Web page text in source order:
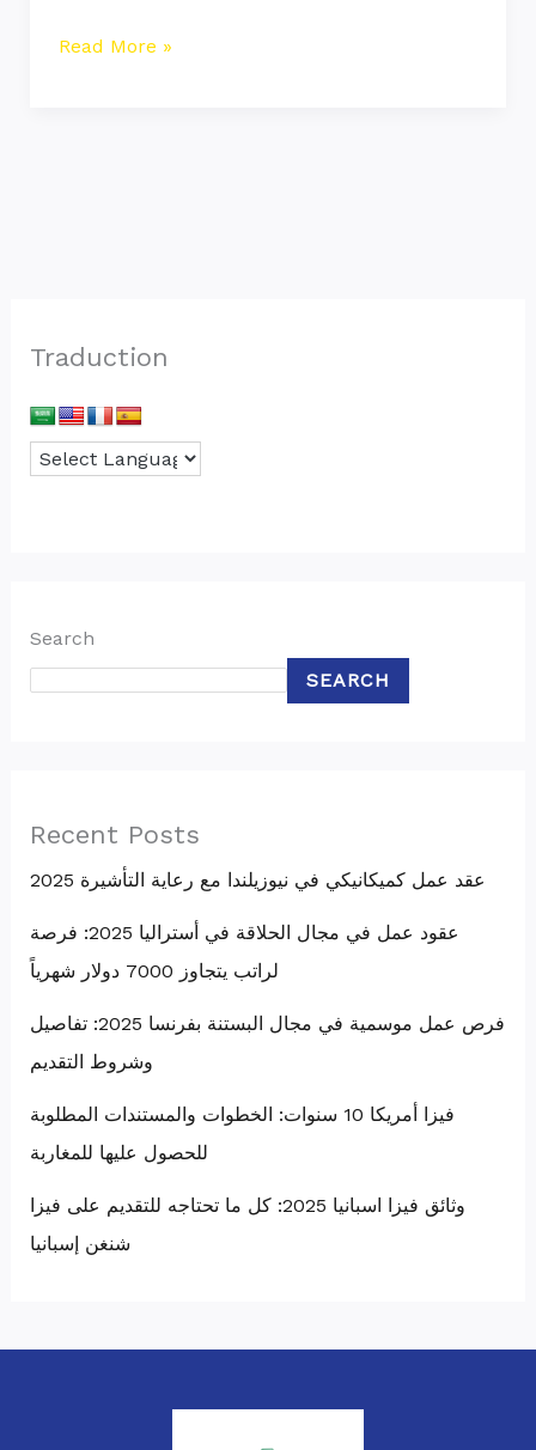
Read More »
Traduction
Search
SEARCH
Recent Posts
عقد عمل كميكانيكي في نيوزيلندا مع رعاية التأشيرة 2025
عقود عمل في مجال الحلاقة في أستراليا 2025: فرصة
لراتب يتجاوز 7000 دولار شهرياً
فرص عمل موسمية في مجال البستنة بفرنسا 2025: تفاصيل
وشروط التقديم
فيزا أمريكا 10 سنوات: الخطوات والمستندات المطلوبة
للحصول عليها للمغاربة
وثائق فيزا اسبانيا 2025: كل ما تحتاجه للتقديم على فيزا
شنغن إسبانيا